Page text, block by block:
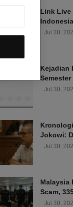
Link Live
Jul 30,
Kejadian
Semester
Jul 30,
Jokowi:
Jul 30,
Malaysia
Scam,
Jul 30,